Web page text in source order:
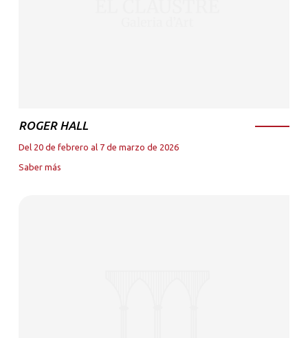
ROGER HALL
Del 20 de febrero al 7 de marzo de 2026
Saber más